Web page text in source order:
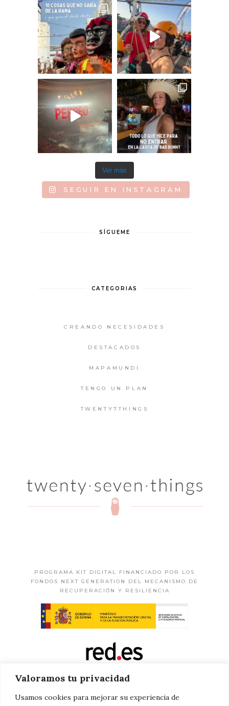
Valoramos tu privacidad
Usamos cookies para mejorar su experiencia de
Ver más
SEGUIR EN INSTAGRAM
SÍGUEME
CATEGORIAS
CREANDO NECESIDADES
DESTACADOS
MAPAMUNDI
TENGO UN PLAN
TWENTY7THINGS
PROGRAMA KIT DIGITAL FINANCIADO POR LOS
FONDOS NEXT GENERATION DEL MECANISMO DE
RECUPERACIÓN Y RESILIENCIA